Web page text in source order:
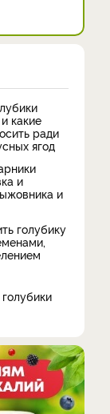
какие
ради
ягод
и
и
голубику